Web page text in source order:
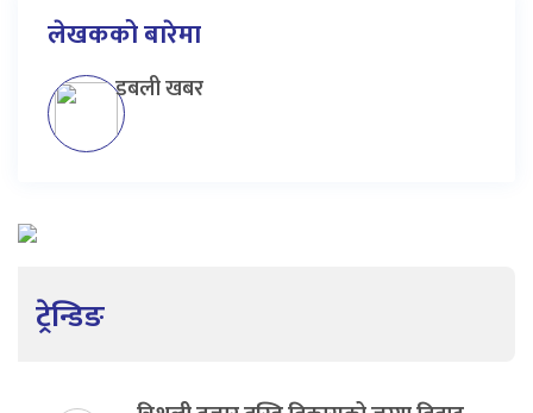
लेखकको बारेमा
डबली खबर
ट्रेन्डिङ